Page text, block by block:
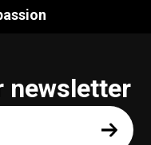
newsletter